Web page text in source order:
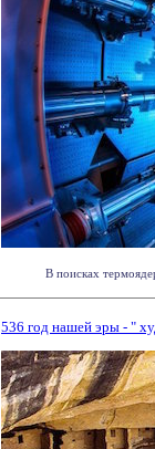
В поисках
536 год нашей эры - "